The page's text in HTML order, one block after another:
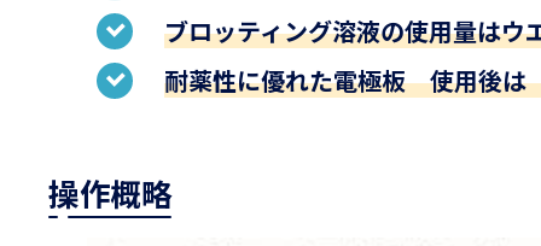
ブロッティング溶液の使用量は
耐薬性に優れた電極板 使用後は
操作概略